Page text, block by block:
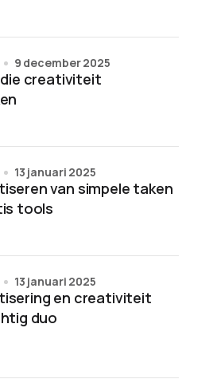
creativiteit
9 december 2025
van simpele taken
tools
13 januari 2025
en creativiteit
duo
13 januari 2025